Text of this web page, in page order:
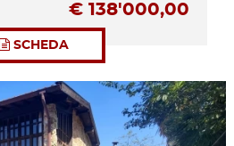
€ 138'000,00
SCHEDA